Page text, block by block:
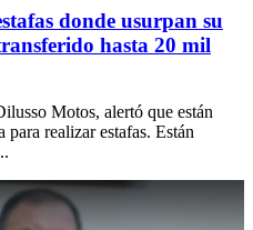
donde usurpan su
hasta 20 mil
Motos, alertó que están
realizar estafas. Están